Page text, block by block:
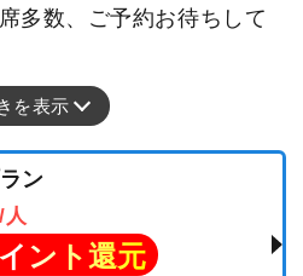
多数、ご予約お待ちして
を表示
ン
人
ント還元